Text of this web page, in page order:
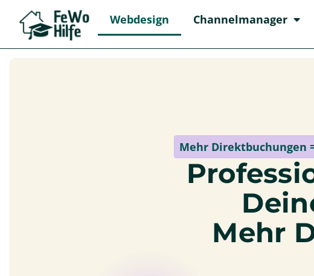
Webdesign Channelmanager
Mehr Direktbuchungen
Mehr